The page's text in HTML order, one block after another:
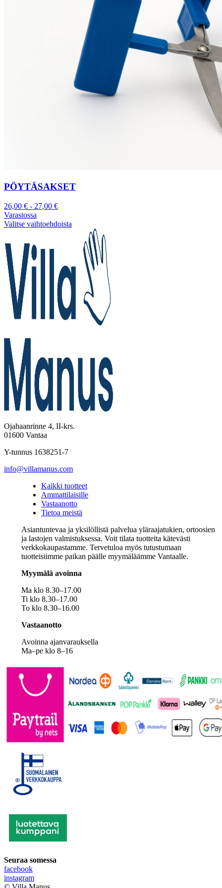
PÖYTÄSAKSET
26,00 € - 27,00 €
Varastossa
Valitse vaihtoehdoista
Ojahaanrinne 4, II-krs.
01600 Vantaa
Y-tunnus 1638251-7
info@villamanus.com
Kaikki tuotteet
Ammattilaisille
Vastaanotto
Tietoa meistä
Asiantuntevaa ja yksilöllistä palvelua yläraajatukien, ortoosien
ja lastojen valmistuksessa. Voit tilata tuotteita kätevästi
verkkokaupastamme. Tervetuloa myös tutustumaan
tuotteisiimme paikan päälle myymäläämme Vantaalle.
Myymälä avoinna
Ma klo 8.30–17.00
Ti klo 8.30–17.00
To klo 8.30–16.00
Vastaanotto
Avoinna ajanvarauksella
Ma–pe klo 8–16
Seuraa somessa
facebook
instagram